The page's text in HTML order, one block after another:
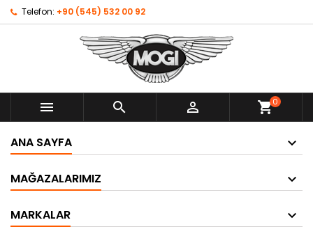
Telefon: +90 (545) 532 00 92
   shopping_cart0
ANA SAYFA
MAĞAZALARIMIZ
MARKALAR